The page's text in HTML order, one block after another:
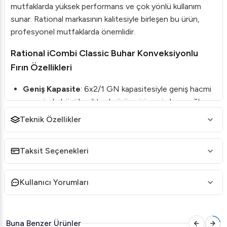
mutfaklarda yüksek performans ve çok yönlü kullanım
sunar. Rational markasının kalitesiyle birleşen bu ürün,
profesyonel mutfaklarda önemlidir.
Rational iCombi Classic Buhar Konveksiyonlu
Fırın Özellikleri
Geniş Kapasite: 6x2/1 GN kapasitesiyle geniş hacmi
sayesinde büyük miktarda ürün pişirme imkanı sağlar.
Buhar ve Konveksiyon Fonksiyonu
hem buhar hem de konveksiyon yöntemiyle
homojen pişirme sağlar.
Programlanabilir: Farklı pişirme programları
tanımlanabilir ve hafızada saklanabilir.
Teknik Özellikler
Taksit Seçenekleri
Kullanıcı Yorumları
Buna Benzer Ürünler